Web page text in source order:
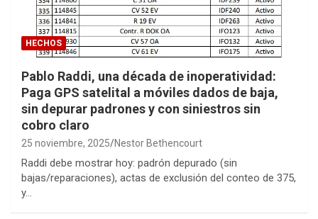
HECHOS
Pablo Raddi, una década de inoperatividad:
Paga GPS satelital a móviles dados de baja,
sin depurar padrones y con siniestros sin
cobro claro
25 noviembre, 2025 Nestor Bethencourt
Raddi debe mostrar hoy: padrón depurado (sin
bajas/reparaciones), actas de exclusión del conteo de 375,
y…